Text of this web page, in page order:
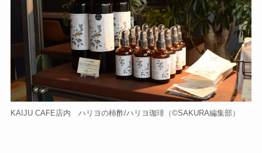
KAIJU CAFE店内 ハリヨの柿酢/ハリヨ珈琲（©️SAKURA編集部）